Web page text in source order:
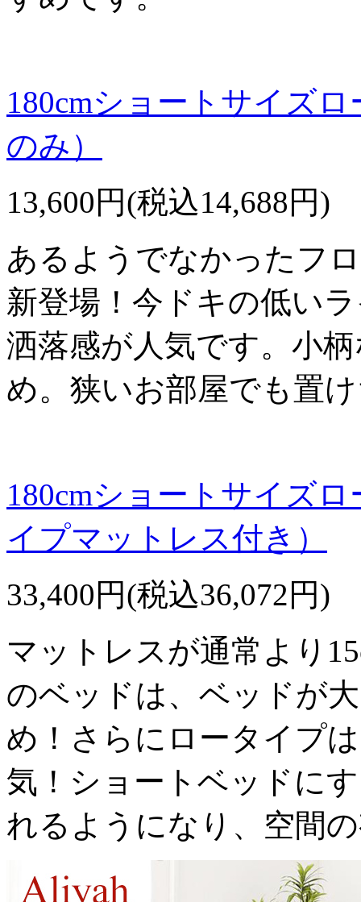
180cmショートサイズ
のみ）
13,600円(税込14,688円)
あるようでなかったフ
新登場！今ドキの低い
洒落感が人気です。小
め。狭いお部屋でも置
180cmショートサイズ
イプマットレス付き）
33,400円(税込36,072円)
マットレスが通常より
のベッドは、ベッドが
め！さらにロータイプ
気！ショートベッドに
れるようになり、空間